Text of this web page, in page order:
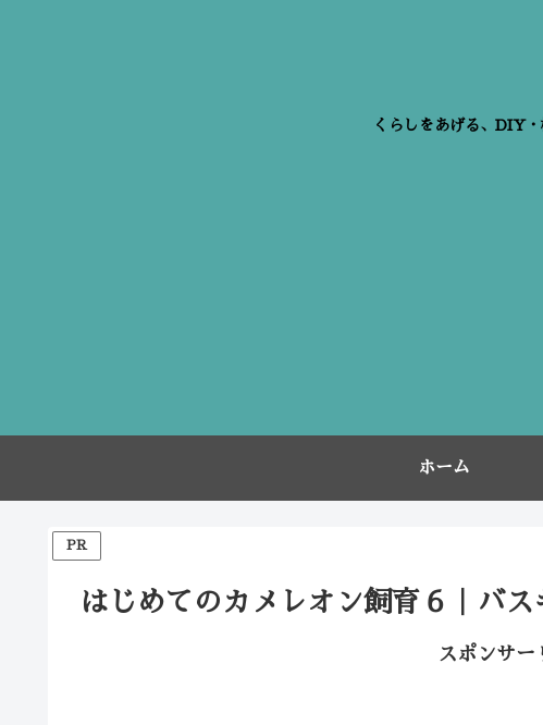
くらしをあげる、DIY
ホーム
PR
はじめてのカメレオン飼育６｜バ
スポンサー